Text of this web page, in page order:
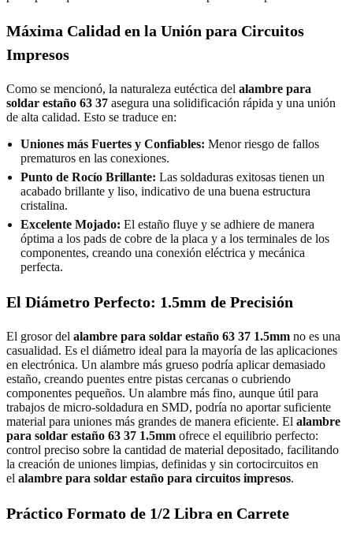
Máxima Calidad en la Unión para Circuitos
Impresos
Como se mencionó, la naturaleza eutéctica del alambre para
soldar estaño 63 37 asegura una solidificación rápida y una unión
de alta calidad. Esto se traduce en:
Uniones más Fuertes y Confiables: Menor riesgo de fallos
prematuros en las conexiones.
Punto de Rocío Brillante: Las soldaduras exitosas tienen un
acabado brillante y liso, indicativo de una buena estructura
cristalina.
Excelente Mojado: El estaño fluye y se adhiere de manera
óptima a los pads de cobre de la placa y a los terminales de los
componentes, creando una conexión eléctrica y mecánica
perfecta.
El Diámetro Perfecto: 1.5mm de Precisión
El grosor del alambre para soldar estaño 63 37 1.5mm no es una
casualidad. Es el diámetro ideal para la mayoría de las aplicaciones
en electrónica. Un alambre más grueso podría aplicar demasiado
estaño, creando puentes entre pistas cercanas o cubriendo
componentes pequeños. Un alambre más fino, aunque útil para
trabajos de micro-soldadura en SMD, podría no aportar suficiente
material para uniones más grandes de manera eficiente. El alambre
para soldar estaño 63 37 1.5mm ofrece el equilibrio perfecto:
control preciso sobre la cantidad de material depositado, facilitando
la creación de uniones limpias, definidas y sin cortocircuitos en
el alambre para soldar estaño para circuitos impresos.
Práctico Formato de 1/2 Libra en Carrete